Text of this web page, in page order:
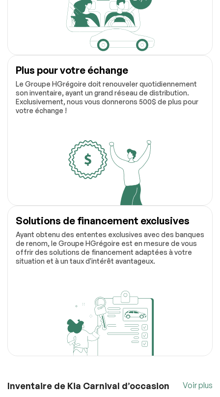
Plus pour votre échange
Le Groupe HGrégoire doit renouveler quotidiennement
son inventaire, ayant un grand réseau de distribution.
Exclusivement, nous vous donnerons 500$ de plus pour
votre échange !
Solutions de financement exclusives
Ayant obtenu des ententes exclusives avec des banques
de renom, le Groupe HGrégoire est en mesure de vous
offrir des solutions de financement adaptées à votre
situation et à un taux d'intérêt avantageux.
Inventaire de Kia Carnival d’occasion Voir plus